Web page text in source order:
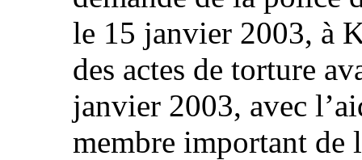
le 15 janvier 2003, à
des actes de torture
janvier 2003, avec
membre important de